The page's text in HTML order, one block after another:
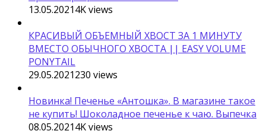
13.05.20214Kviews
КРАСИВЫЙ ОБЪЕМНЫЙ ХВОСТ ЗА 1 МИНУТУ
ВМЕСТО ОБЫЧНОГО ХВОСТА || EASY VOLUME
PONYTAIL
29.05.2021230 views
Новинка! Печенье «Антошка». В магазине такое
не купить! Шоколадное печенье к чаю. Выпечка
08.05.20214Kviews